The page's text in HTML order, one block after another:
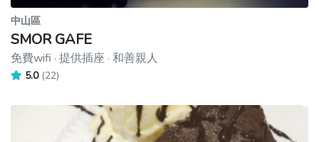
中山區
SMOR GAFE
免費wifi · 提供插座 · 和善親人
5.0 (22)